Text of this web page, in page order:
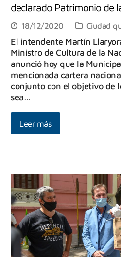
declarado Patrimonio de
18/12/2020 Ciudad
El intendente Martín
Ministro de Cultura de la
anunció hoy que la
mencionada cartera
conjunto con el objetivo de
sea…
Leer más